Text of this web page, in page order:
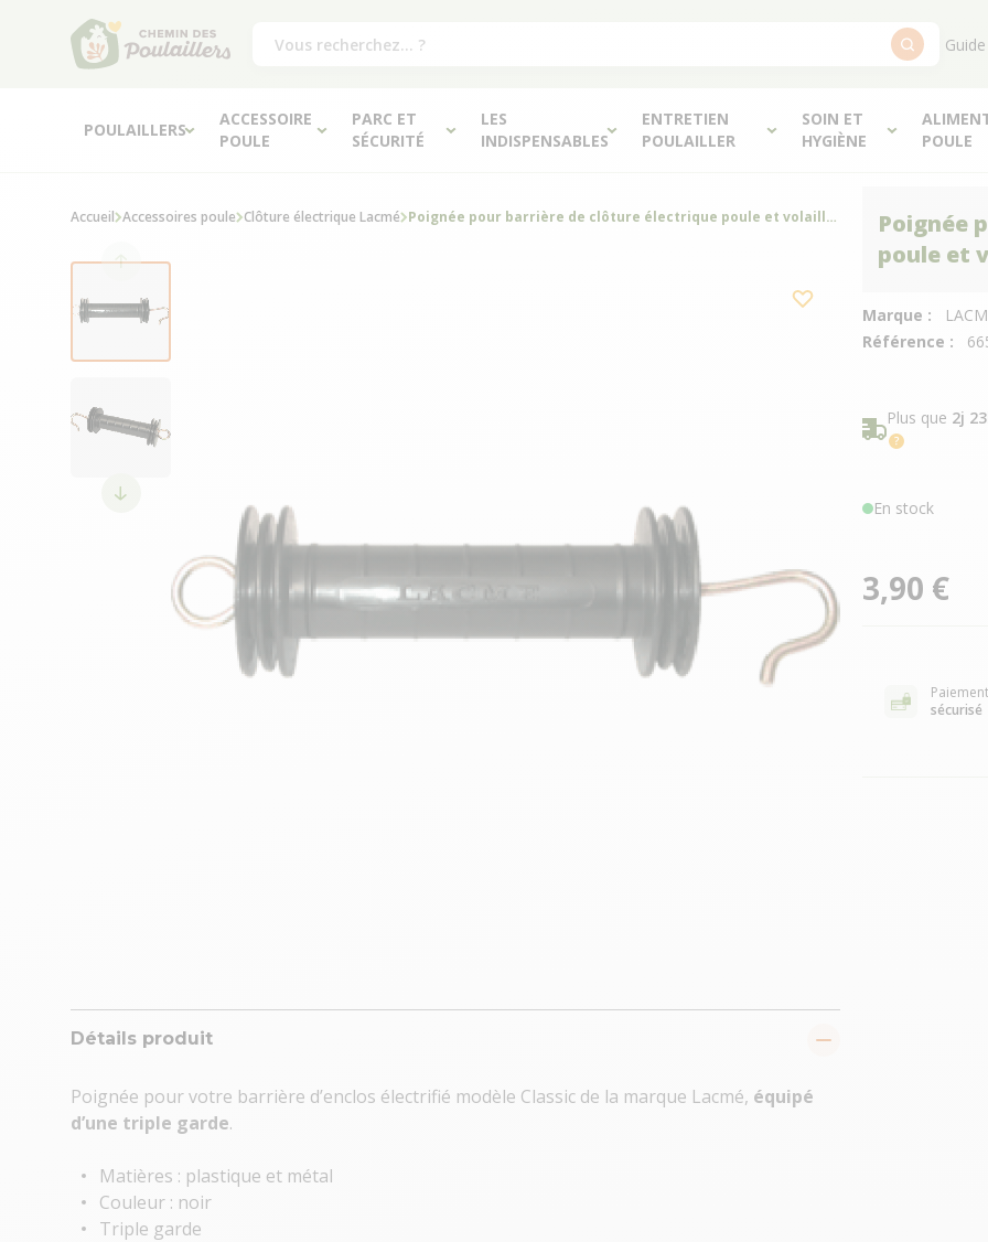
POULAILLERS
ACCESSOIRE
POULE
PARC ET
SÉCURITÉ
LES
INDISPENSABLES
ENTRETIEN
POULAILLER
SOIN ET
HYGIÈNE
POULE
Poignée
poule et
Marque :
Référence :
Plus que 2j
En stock
3,90 €
Paiement
sécurisé
Détails produit
Poignée pour votre barrière d’enclos électrifié modèle Classic de la marque Lacmé, équipé
d’une triple garde.
Matières : plastique et métal
Couleur : noir
Triple garde
Accueil Accessoires poule Clôture électrique Lacmé Poignée pour barrière de clôture électrique poule et volaille Classic à triple garde - Lacmé